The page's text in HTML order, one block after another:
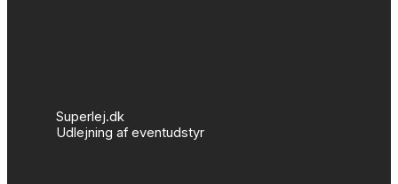
Superlej.dk
Udlejning af eventudstyr